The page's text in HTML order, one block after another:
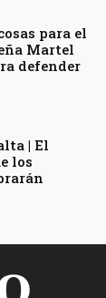
para el
Martel
defender
| El
los